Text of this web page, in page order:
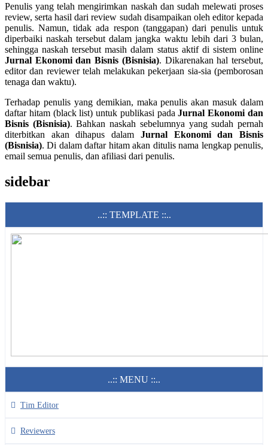
Penulis yang telah mengirimkan naskah dan sudah melewati proses
review, serta hasil dari review sudah disampaikan oleh editor kepada
penulis. Namun, tidak ada respon (tanggapan) dari penulis untuk
diperbaiki naskah tersebut dalam jangka waktu lebih dari 3 bulan,
sehingga naskah tersebut masih dalam status aktif di sistem online
Jurnal Ekonomi dan Bisnis (Bisnisia). Dikarenakan hal tersebut,
editor dan reviewer telah melakukan pekerjaan sia-sia (pemborosan
tenaga dan waktu).
Terhadap penulis yang demikian, maka penulis akan masuk dalam
daftar hitam (black list) untuk publikasi padaJurnal Ekonomi dan
Bisnis (Bisnisia). Bahkan naskah sebelumnya yang sudah pernah
diterbitkan akan dihapus dalam Jurnal Ekonomi dan Bisnis
(Bisnisia). Di dalam daftar hitam akan ditulis nama lengkap penulis,
email semua penulis, dan afiliasi dari penulis.
sidebar
..:: TEMPLATE ::..
..:: MENU ::..
Tim Editor
Reviewers